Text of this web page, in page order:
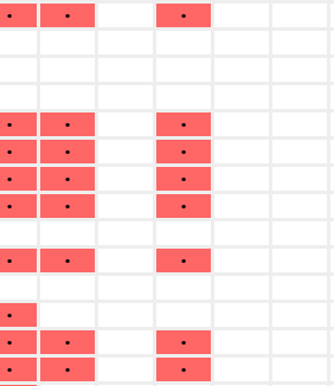
• •
•
• •
•
• •
•
• •
•
• •
•
• •
•
•
• •
•
• •
•